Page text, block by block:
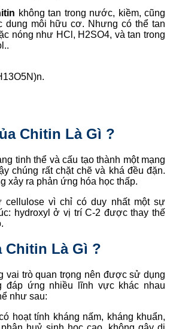
không tan trong nước, kiềm, cũng
dung môi hữu cơ. Nhưng có thể tan
nóng như HCl, H2SO4, và tan trong
Chitin Là Gì ?
tinh thể và cấu tạo thành một mạng
chúng rất chặt chẽ và khá đều đặn.
xảy ra phản ứng hóa học thấp.
vì chỉ có duy nhất một sự
hydroxyl ở vị trí C-2 được thay thế
Chitin Là Gì ?
vai trò quan trọng nên được sử dụng
đáp ứng nhiều lĩnh vực khác nhau
như sau:
hoạt tính kháng nấm, kháng khuẩn,